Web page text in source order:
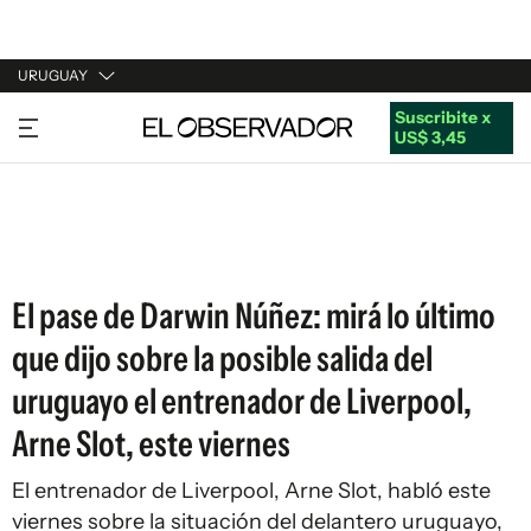
URUGUAY
URUGUAY
ARGENTINA
Suscribite x
US$ 3,45
El pase de Darwin Núñez: mirá lo último
que dijo sobre la posible salida del
uruguayo el entrenador de Liverpool,
Arne Slot, este viernes
El entrenador de Liverpool, Arne Slot, habló este
viernes sobre la situación del delantero uruguayo,